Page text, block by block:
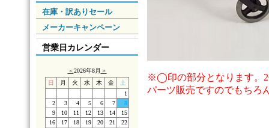
在庫・訳ありセール
メーカーキャンペーン
営業日カレンダー
＜2026年8月 ＞
日
月 火 水 木 金
土
1
2
3 4 5 6 7
8
9
10 11 12 13 14
15
16
17 18 19 20 21
22
※◯印の部分となります。2
パーツ販売ですのでもちろ